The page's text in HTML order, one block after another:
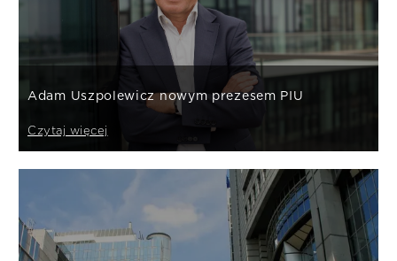
Adam Uszpolewicz nowym prezesem PIU
Czytaj więcej